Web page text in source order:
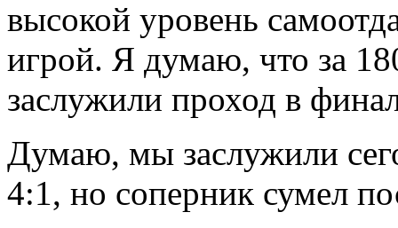
высокой уровень
игрой. Я думаю, что за
заслужили проход в
Думаю, мы заслужили
4:1, но соперник сумел